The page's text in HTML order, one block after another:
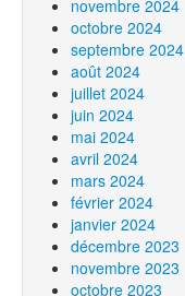
novembre 2024
octobre 2024
septembre 2024
août 2024
juillet 2024
juin 2024
mai 2024
avril 2024
mars 2024
février 2024
janvier 2024
décembre 2023
novembre 2023
octobre 2023